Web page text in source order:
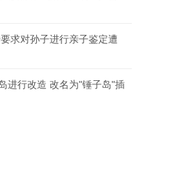
求对孙子进行亲子鉴定遭
进行改造 改名为"锤子岛"插